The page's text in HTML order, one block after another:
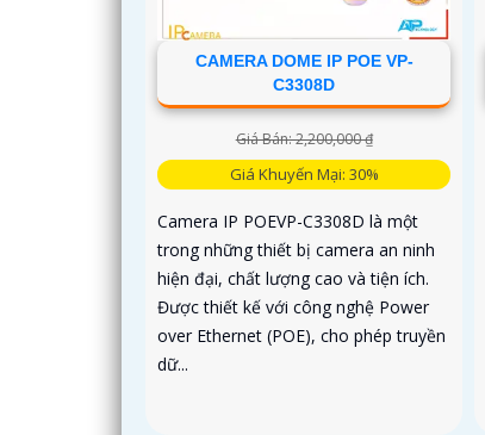
CAMERA DOME IP POE VP-
C3308D
Giá Bán: 2,200,000 ₫
Giá Khuyến Mại: 30%
Camera IP POEVP-C3308D là một
trong những thiết bị camera an ninh
hiện đại, chất lượng cao và tiện ích.
Được thiết kế với công nghệ Power
over Ethernet (POE), cho phép truyền
dữ...